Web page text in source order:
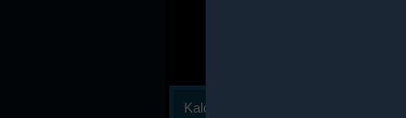
Kalóriaszámlálás